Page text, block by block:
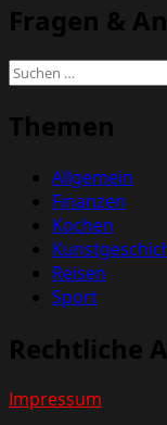
Fragen &
Suchen
Themen
Allgemein
Finanzen
Kochen
Reisen
Sport
Rechtliche
Impressum